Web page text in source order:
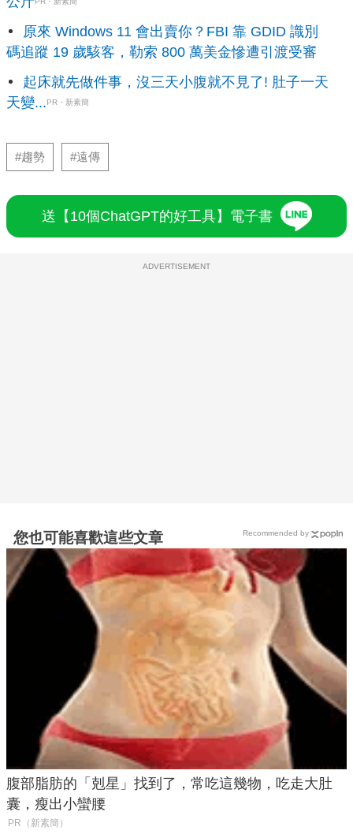
原來 Windows 11 會出賣你？FBI 靠 GDID 識別
碼追蹤 19 歲駭客，勒索 800 萬美金慘遭引渡受審
起床就先做件事，沒三天小腹就不見了! 肚子一天
天變...PR・新素簡
#趨勢 #遠傳
送【10個ChatGPT的好工具】電子書
ADVERTISEMENT
您也可能喜歡這些文章
腹部脂肪的「剋星」找到了，常吃這幾物，吃走大肚
囊，瘦出小蠻腰
PR（新素簡）
Recommended by